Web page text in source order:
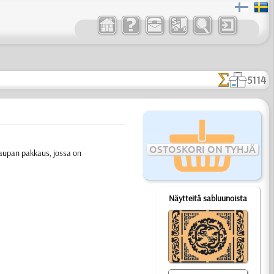
5114
OSTOSKORI ON TYHJÄ
Näytteitä sabluunoista
pakkaus, jossa on